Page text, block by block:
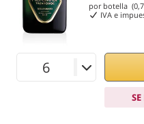
por botella
IVA e